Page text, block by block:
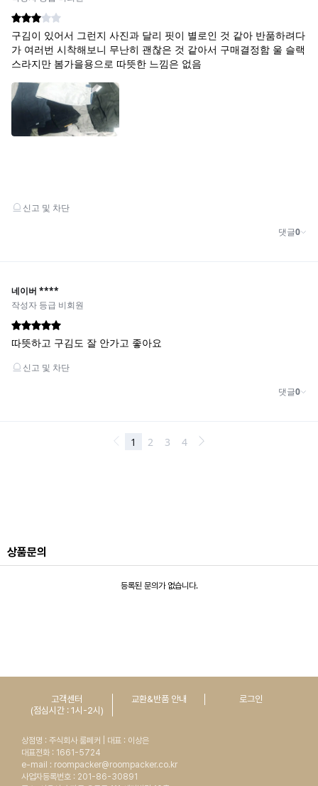
상품문의
등록된 문의가 없습니다.
고객센터
(점심시간 : 1시-2시)
교환&반품 안내 로그인
상점명 : 주식회사 룸페커 | 대표 : 이상은
대표전화 : 1661-5724
e-mail : roompacker@roompacker.co.kr
사업자등록번호 : 201-86-30891